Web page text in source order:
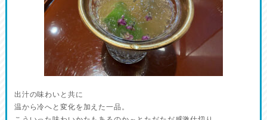
出汁の味わいと共に
温から冷へと変化を加えた一品。